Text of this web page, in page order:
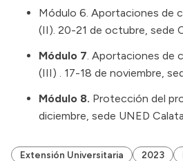
Módulo 6. Aportaciones de
(II). 20-21 de octubre, sede
Módulo 7. Aportaciones de
(III) . 17-18 de noviembre,
Módulo 8. Protección del
diciembre, sede UNED
Extensión Universitaria 2023